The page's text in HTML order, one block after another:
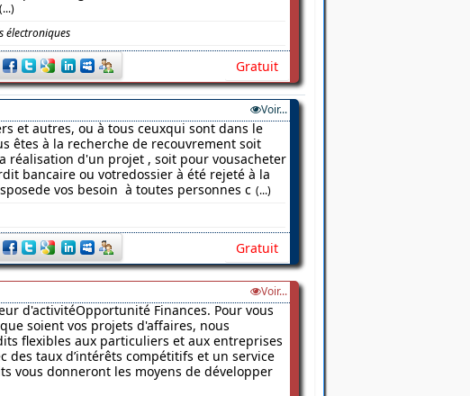
(...)
électroniques
Gratuit
Voir...
et autres, ou à tous ceuxqui sont dans le
êtes à la recherche de recouvrement soit
réalisation d'un projet , soit pour vousacheter
bancaire ou votredossier à été rejeté à la
vos besoin à toutes personnes c (...)
Gratuit
Voir...
d'activitéOpportunité Finances. Pour vous
soient vos projets d'affaires, nous
flexibles aux particuliers et aux entreprises
des taux d’intérêts compétitifs et un service
vous donneront les moyens de développer